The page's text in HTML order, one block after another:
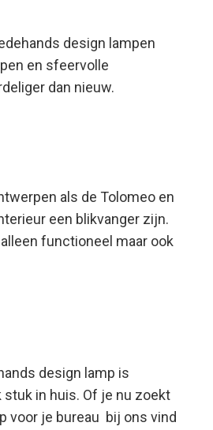
design lampen
en sfeervolle
dan nieuw.
als de Tolomeo en
een blikvanger zijn.
functioneel maar ook
design lamp is
in huis. Of je nu zoekt
voor je bureau bij ons vind